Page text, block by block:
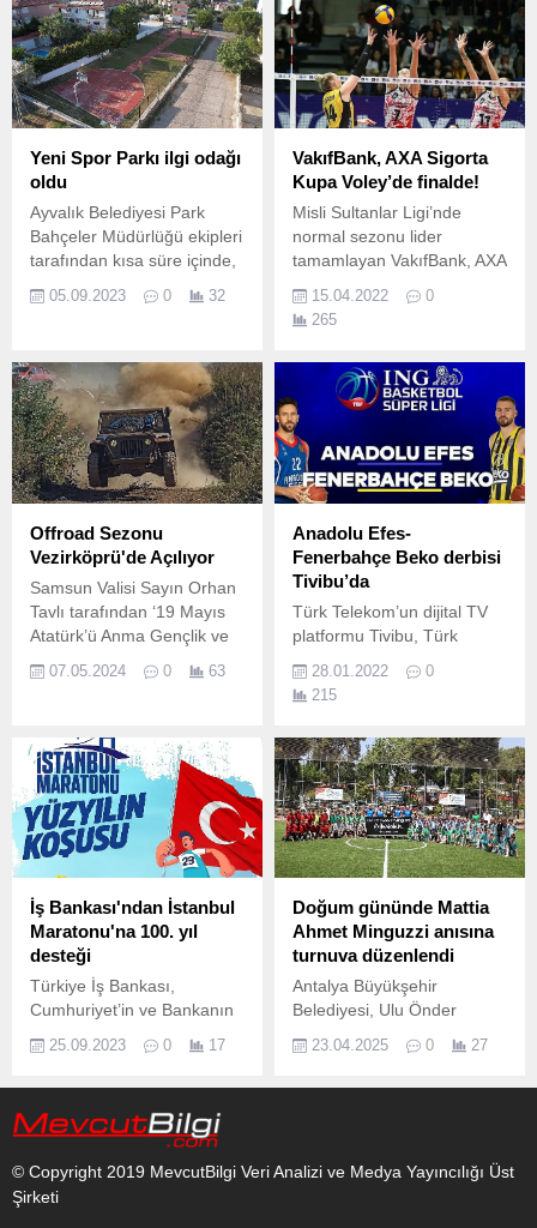
Yeni Spor Parkı ilgi odağı
oldu
Ayvalık Belediyesi Park
Bahçeler Müdürlüğü ekipleri
tarafından kısa süre içinde,
önceki yıllarda atıl durumda
bulunan, Ali Çetinkaya
Metre karelik boş alanı
değerlendirerek bölgeye
yeni bir “Spor Parkı”
kazandırıldı.
05.09.2023 0 32
VakıfBank, AXA Sigorta
Kupa Voley’de finalde!
Misli Sultanlar Ligi’nde
normal sezonu lider
tamamlayan VakıfBank, AXA
Sigorta Kupa Voley’de de
yoluna devam ediyor.
15.04.2022
0
265
Offroad Sezonu
Vezirköprü'de Açılıyor
Samsun Valisi Sayın Orhan
Tavlı tarafından ‘19 Mayıs
Atatürk’ü Anma Gençlik ve
Programı’na dahil edilen bu
Vezirköprü Belediyesi’nin ev
sahipliğinde organize
edilecek.
07.05.2024 0 63
Anadolu Efes-
Fenerbahçe Beko derbisi
Tivibu’da
Türk Telekom’un dijital TV
platformu Tivibu, Türk
Anadolu Efes-Fenerbahçe
Beko arasında yaşanacak
taşıyor.
28.01.2022
0
215
İş Bankası'ndan İstanbul
Maratonu'na 100. yıl
desteği
Türkiye İş Bankası,
Cumhuriyet’in ve Bankanın
arka arkaya gelen 100.
25.09.2023 0 17
Doğum gününde Mattia
Ahmet Minguzzi anısına
turnuva düzenlendi
Antalya Büyükşehir
Belediyesi, Ulu Önder
Mustafa Kemal Atatürk’ün
dünya çocuklarına armağan
attı.
23.04.2025 0 27
© Copyright 2019 MevcutBilgi Veri Analizi ve Medya Yayıncılığı Üst
Şirketi